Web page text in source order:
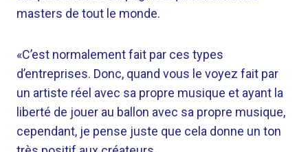
masters de tout le monde.
«C’est normalement fait par ces types
d’entreprises. Donc, quand vous le voyez fait par
un artiste réel avec sa propre musique et ayant la
liberté de jouer au ballon avec sa propre musique,
cependant, je pense juste que cela donne un ton